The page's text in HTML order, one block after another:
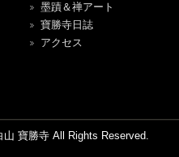
墨蹟＆禅アート
寶勝寺日誌
アクセス
寶勝寺 All Rights Reserved.